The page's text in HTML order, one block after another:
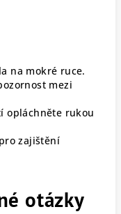
na mokré ruce.
mezi
opláchněte rukou
zajištění
otázky